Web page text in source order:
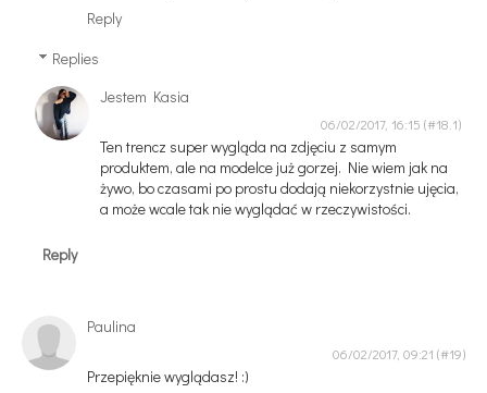
Reply
Replies
Jestem Kasia
06/02/2017, 16:15
Ten trencz super wygląda na zdjęciu z samym
produktem, ale na modelce już gorzej. Nie wiem jak na
żywo, bo czasami po prostu dodają niekorzystnie ujęcia,
a może wcale tak nie wyglądać w rzeczywistości.
Reply
Paulina
06/02/2017, 09:21
Przepięknie wyglądasz! :)